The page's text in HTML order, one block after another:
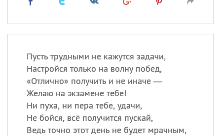
Пусть трудными не кажутся задачи,
Настройся только на волну побед,
«Отлично» получить и не иначе —
Желаю на экзамене тебе!
Ни пуха, ни пера тебе, удачи,
Не бойся, всё получится пускай,
Ведь точно этот день не будет мрачным,